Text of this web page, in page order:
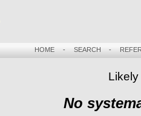
HOME- SEARCH -
No